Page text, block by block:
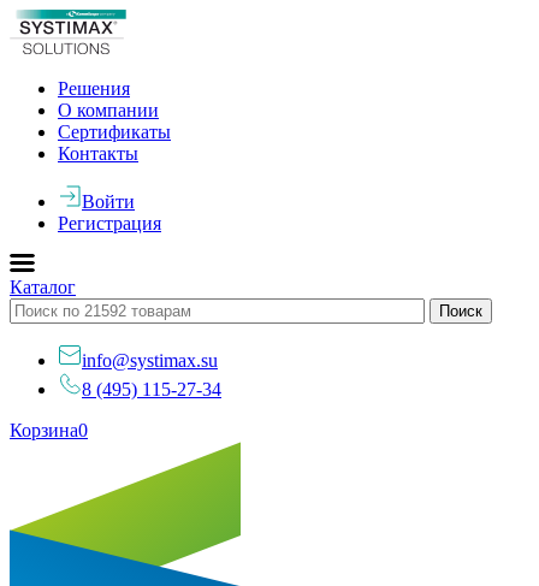
Решения
О компании
Сертификаты
Контакты
Войти
Регистрация
Каталог
info@systimax.su
8 (495) 115-27-34
Корзина0